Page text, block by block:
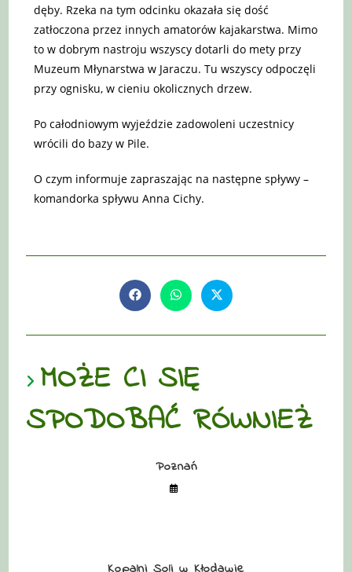
dęby. Rzeka na tym odcinku okazała się dość
zatłoczona przez innych amatorów kajakarstwa. Mimo
to w dobrym nastroju wszyscy dotarli do mety przy
Muzeum Młynarstwa w Jaraczu. Tu wszyscy odpoczęli
przy ognisku, w cieniu okolicznych drzew.
Po całodniowym wyjeździe zadowoleni uczestnicy
wrócili do bazy w Pile.
O czym informuje zapraszając na następne spływy –
komandorka spływu Anna Cichy.
MOŻE CI SIĘ
SPODOBAĆ RÓWNIEŻ
Poznań